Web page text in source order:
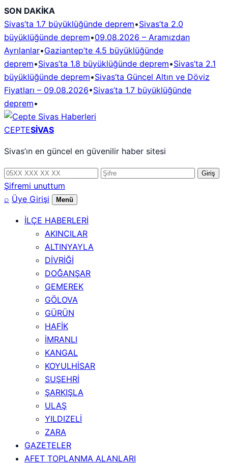
İçeriğe
geç
SON DAKİKA
Sivas’ta 1.7 büyüklüğünde deprem•Sivas’ta 2.0
büyüklüğünde deprem•09.08.2026 – Aramızdan
Ayrılanlar•Gaziantep’te 4.5 büyüklüğünde
deprem•Sivas’ta 1.8 büyüklüğünde deprem•Sivas’ta 2.1
büyüklüğünde deprem•Sivas’ta Güncel Altın ve Döviz
Fiyatları – 09.08.2026•Sivas’ta 1.7 büyüklüğünde
deprem•
CEPTESİVAS
Sivas’ın en güncel en güvenilir haber sitesi
Telefon
numarası
Şifre Giriş
Şifremi unuttum
⌕ Üye Girişi Menü
İLÇE HABERLERİ
AKINCILAR
ALTINYAYLA
DİVRİĞİ
DOĞANŞAR
GEMEREK
GÖLOVA
GÜRÜN
HAFİK
İMRANLI
KANGAL
KOYULHİSAR
SUŞEHRİ
ŞARKIŞLA
ULAŞ
YILDIZELİ
ZARA
GAZETELER
AFET TOPLANMA ALANLARI